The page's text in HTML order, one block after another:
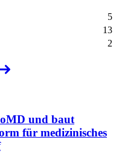
5
13
2
und baut
für medizinisches